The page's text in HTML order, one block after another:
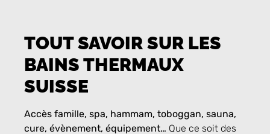
TOUT SAVOIR SUR LES
BAINS THERMAUX
SUISSE
Accès famille, spa, hammam, toboggan, sauna,
cure, évènement, équipement… Que ce soit des